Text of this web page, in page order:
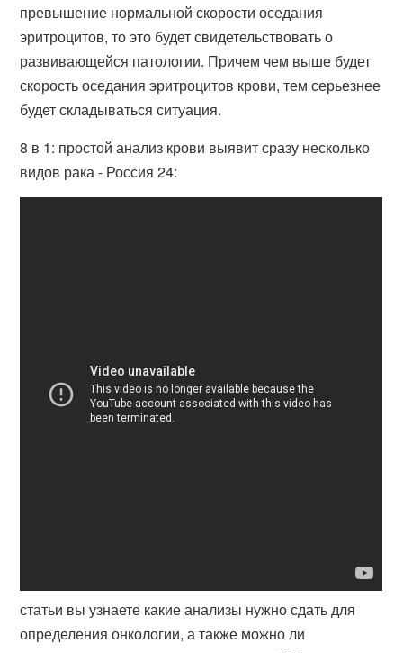
превышение нормальной скорости оседания
эритроцитов, то это будет свидетельствовать о
развивающейся патологии. Причем чем выше будет
скорость оседания эритроцитов крови, тем серьезнее
будет складываться ситуация.
8 в 1: простой анализ крови выявит сразу несколько
видов рака - Россия 24:
статьи вы узнаете какие анализы нужно сдать для
определения онкологии​, а также можно ли